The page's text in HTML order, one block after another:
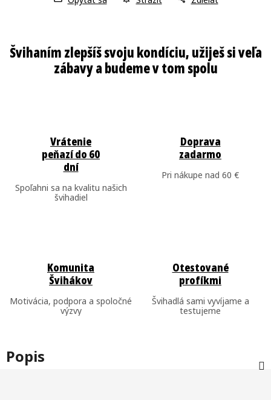
Vrátenie
peňazí do 60
dní
Spoľahni sa na kvalitu našich
švihadiel
Doprava
zadarmo
Pri nákupe nad 60 €
Komunita
Švihákov
Motivácia, podpora a spoločné
výzvy
Otestované
profíkmi
Švihadlá sami vyvíjame a
testujeme
Popis